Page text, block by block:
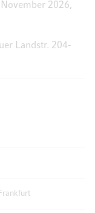
2026,
Landstr. 204-